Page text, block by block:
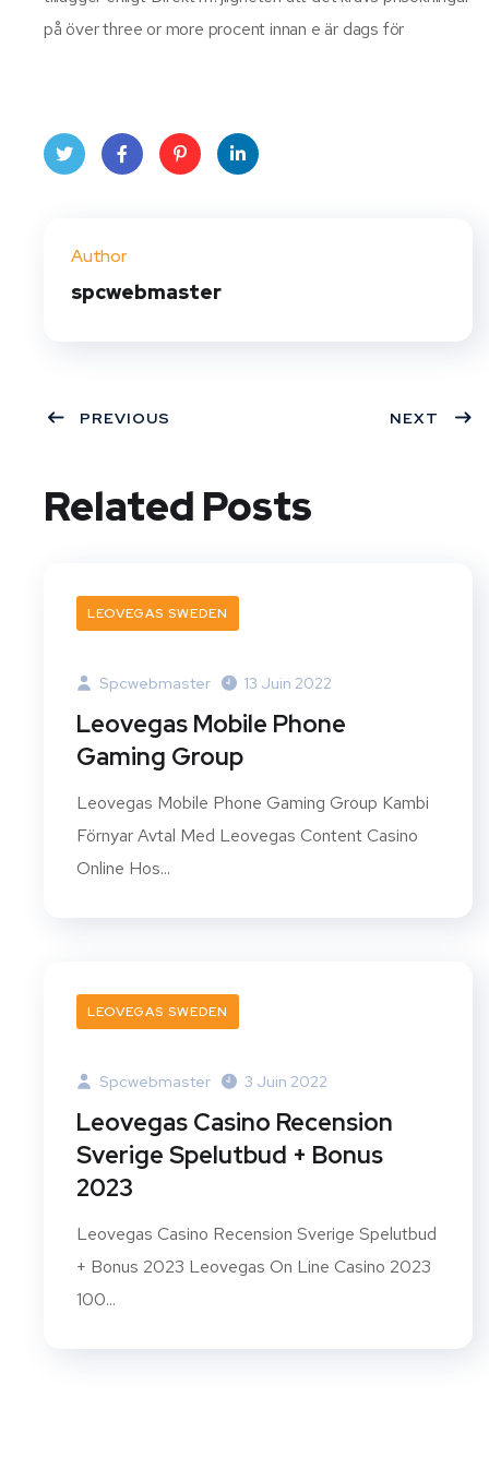
på över three or more procent innan e är dags för
t
Author
spcwebmaster
PREVIOUS NEXT
Related Posts
LEOVEGAS SWEDEN
Spcwebmaster 13 Juin 2022
Leovegas Mobile Phone
Gaming Group
Leovegas Mobile Phone Gaming Group Kambi
Förnyar Avtal Med Leovegas Content Casino
Online Hos...
LEOVEGAS SWEDEN
Spcwebmaster 3 Juin 2022
Leovegas Casino Recension
Sverige Spelutbud + Bonus
2023
Leovegas Casino Recension Sverige Spelutbud
+ Bonus 2023 Leovegas On Line Casino 2023
100...